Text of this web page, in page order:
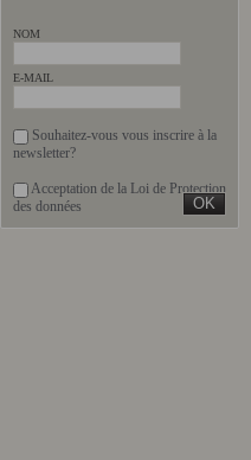
NOM
E-MAIL
Souhaitez-vous vous inscrire à la
newsletter?
Acceptation de la Loi de Protection
des données